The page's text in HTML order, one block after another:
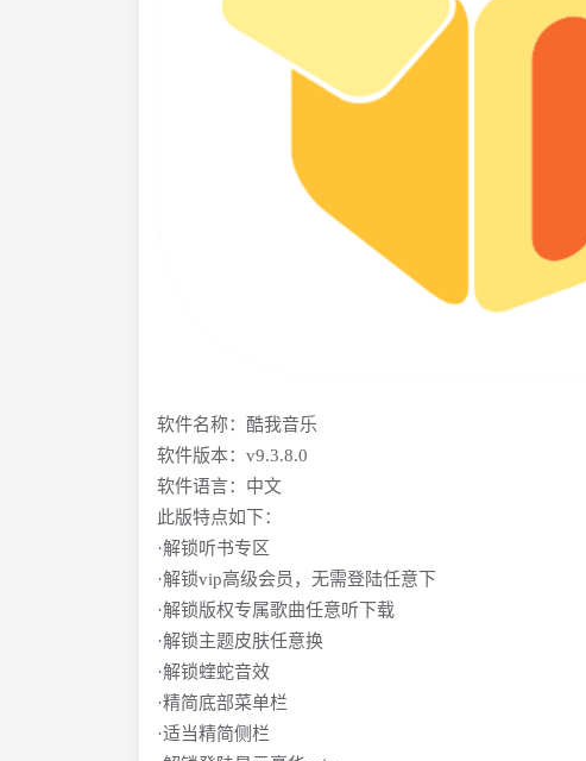
软件名称：酷我音乐
软件版本：v9.3.8.0
软件语言：中文
此版特点如下：
·解锁听书专区
·解锁vip高级会员，无需登陆任意下
·解锁版权专属歌曲任意听下载
·解锁主题皮肤任意换
·解锁蝰蛇音效
·精简底部菜单栏
·适当精简侧栏